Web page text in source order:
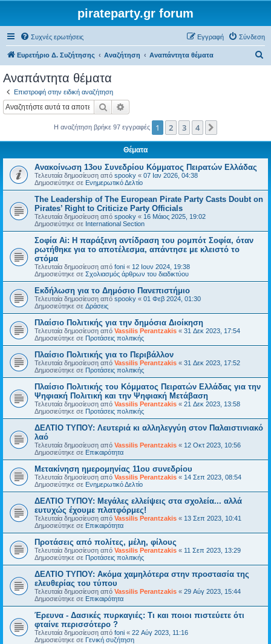
pirateparty.gr forum
Συχνές ερωτήσεις Σύνδεση
Εγγραφή
Ευρετήριο Δ. Συζήτησης Αναζήτηση Αναπάντητα θέματα
η
Αναπάντητα θέματα
Επιστροφή στην ειδική αναζήτηση
Αναζήτηση
Η αναζήτηση βρήκε 97 εγγραφές 1 2 3 4
Θέματα
Ανακοίνωση 13ου Συνεδρίου Κόμματος Πειρατών Ελλάδας
Τελευταία δημοσίευση από spooky « 07 Ιαν 2026, 04:38
Δημοσιεύτηκε σε Ενημερωτικό Δελτίο
The Leadership of The European Pirate Party Casts Doubt on
Pirates’ Right to Criticize Party Officials
Τελευταία δημοσίευση από spooky « 16 Μάιος 2025, 19:02
Δημοσιεύτηκε σε International Section
Σοφία Ai: Η παράξενη αντίδραση του ρομπότ Σοφία, όταν
ρωτήθηκε για το αποτέλεσμα, απάντησε με κλειστό το
στόμα
Τελευταία δημοσίευση από foni « 12 Ιουν 2024, 19:38
Δημοσιεύτηκε σε Σχολιασμός άρθρων του διαδικτύου
Εκδήλωση για το Δημόσιο Πανεπιστήμιο
Τελευταία δημοσίευση από spooky « 01 Φεβ 2024, 01:30
Δημοσιεύτηκε σε Δράσεις
Πλαίσιο Πολιτικής για την δημόσια Διοίκηση
Τελευταία δημοσίευση από Vassilis Perantzakis « 31 Δεκ 2023, 17:54
Δημοσιεύτηκε σε Προτάσεις πολιτικής
Πλαίσιο Πολιτικής για το Περιβάλλον
Τελευταία δημοσίευση από Vassilis Perantzakis « 31 Δεκ 2023, 17:52
Δημοσιεύτηκε σε Προτάσεις πολιτικής
Πλαίσιο Πολιτικής του Κόμματος Πειρατών Ελλάδας για την
Ψηφιακή Πολιτική και την Ψηφιακή Μετάβαση
Τελευταία δημοσίευση από Vassilis Perantzakis « 21 Δεκ 2023, 13:58
Δημοσιεύτηκε σε Προτάσεις πολιτικής
ΔΕΛΤΙΟ ΤΥΠΟΥ: Λευτεριά κι αλληλεγγύη στον Παλαιστινιακό
λαό
Τελευταία δημοσίευση από Vassilis Perantzakis « 12 Οκτ 2023, 10:56
Δημοσιεύτηκε σε Επικαιρότητα
Μετακίνηση ημερομηνίας 11ου συνεδρίου
Τελευταία δημοσίευση από Vassilis Perantzakis « 14 Σεπ 2023, 08:54
Δημοσιεύτηκε σε Ενημερωτικό Δελτίο
ΔΕΛΤΙΟ ΤΥΠΟΥ: Μεγάλες ελλείψεις στα σχολεία... αλλά
ευτυχώς έχουμε πλατφόρμες!
Τελευταία δημοσίευση από Vassilis Perantzakis « 13 Σεπ 2023, 10:41
Δημοσιεύτηκε σε Επικαιρότητα
Προτάσεις από πολίτες, μέλη, φίλους
Τελευταία δημοσίευση από Vassilis Perantzakis « 11 Σεπ 2023, 13:29
Δημοσιεύτηκε σε Προτάσεις πολιτικής
ΔΕΛΤΙΟ ΤΥΠΟΥ: Ακόμα χαμηλότερα στην προστασία της
ελευθερίας του τύπου
Τελευταία δημοσίευση από Vassilis Perantzakis « 29 Αύγ 2023, 15:44
Δημοσιεύτηκε σε Επικαιρότητα
Έρευνα - Δασικές πυρκαγιές: Τι και ποιοι πιστεύετε ότι
φταίνε περισσότερο ?
Τελευταία δημοσίευση από foni « 22 Αύγ 2023, 11:16
Δημοσιεύτηκε σε Γενική συζήτηση